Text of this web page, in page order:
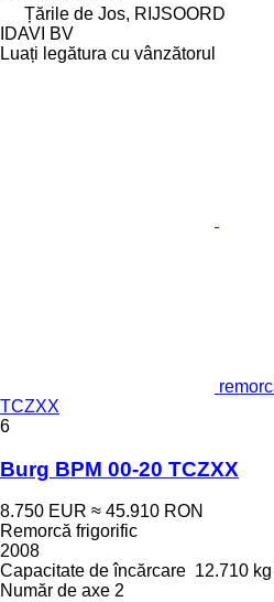
Țările de Jos, RIJSOORD
IDAVI BV
Luați legătura cu vânzătorul
TCZXX
6
Burg BPM 00-20 TCZXX
8.750 EUR ≈ 45.910 RON
Remorcă frigorific
2008
Capacitate de încărcare 12.710 kg
Număr de axe 2